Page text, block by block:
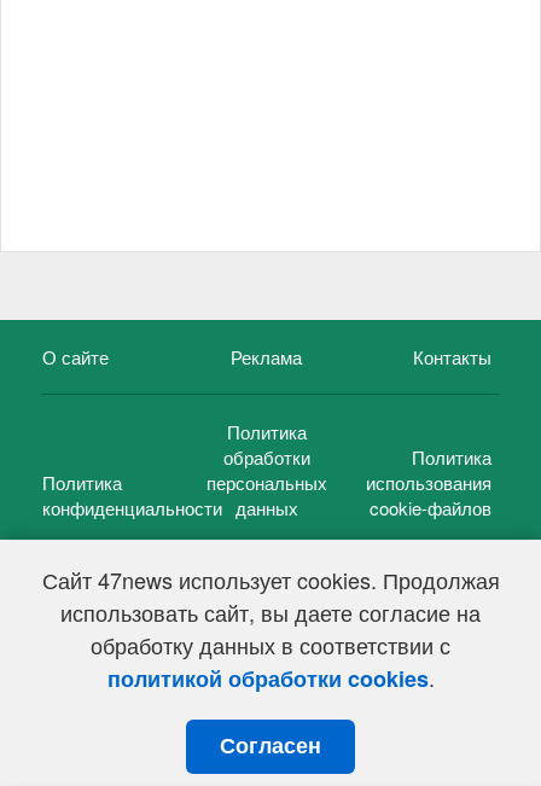
Сайт 47news использует cookies. Продолжая
использовать сайт, вы даете согласие на
обработку данных в соответствии с
политикой обработки cookies.
Согласен
О сайте Реклама Контакты
Политика
конфиденциальности
Политика
обработки
персональных
данных
Политика
использования
cookie-файлов
47 новостей (47 news)2005 — 2026 г.
Свидетельство о регистрации СМИ Эл № ФС 77-39848, выдано
Федеральной службой по надзору в сфере связи,
информационных технологий и массовых коммуникаций